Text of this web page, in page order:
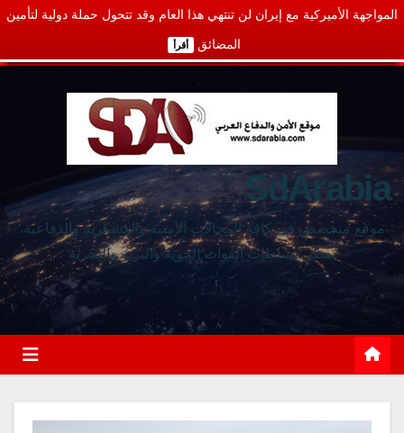
المواجهة الأميركية مع إيران لن تنتهي هذا العام وقد تتحول حملة دولية لتأمين
المضائق أقرأ
SdArabia
موقع متخصص في كافة المجالات الأمنية والعسكرية والدفاعية،
يغطي نشاطات القوات الجوية والبرية والبحرية